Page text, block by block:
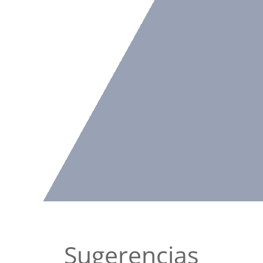
Sugerencias